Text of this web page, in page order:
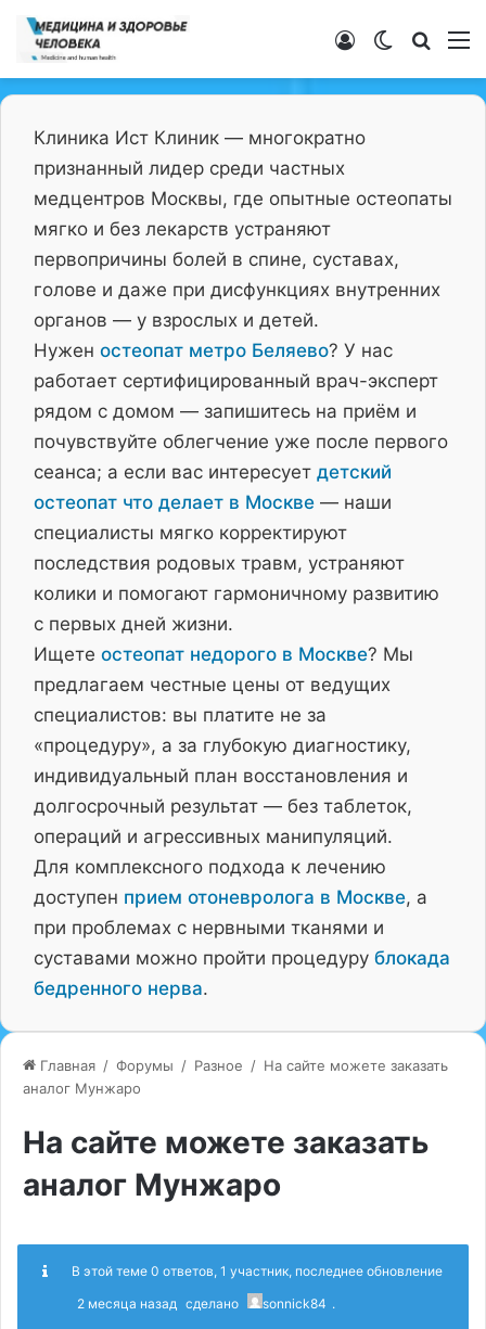
Switch skin
Войти
Клиника Ист Клиник — многократно
признанный лидер среди частных
медцентров Москвы, где опытные остеопаты
мягко и без лекарств устраняют
первопричины болей в спине, суставах,
голове и даже при дисфункциях внутренних
органов — у взрослых и детей.
Нужен остеопат метро Беляево? У нас
работает сертифицированный врач-эксперт
рядом с домом — запишитесь на приём и
почувствуйте облегчение уже после первого
сеанса; а если вас интересует детский
остеопат что делает в Москве — наши
специалисты мягко корректируют
последствия родовых травм, устраняют
колики и помогают гармоничному развитию
с первых дней жизни.
Ищете остеопат недорого в Москве? Мы
предлагаем честные цены от ведущих
специалистов: вы платите не за
«процедуру», а за глубокую диагностику,
индивидуальный план восстановления и
долгосрочный результат — без таблеток,
операций и агрессивных манипуляций.
Для комплексного подхода к лечению
доступен прием отоневролога в Москве, а
при проблемах с нервными тканями и
суставами можно пройти процедуру блокада
бедренного нерва.
Главная / Форумы / Разное / На сайте можете заказать
аналог Мунжаро
На сайте можете заказать
аналог Мунжаро
В этой теме 0 ответов, 1 участник, последнее обновление
2 месяца назад сделано sonnick84 .